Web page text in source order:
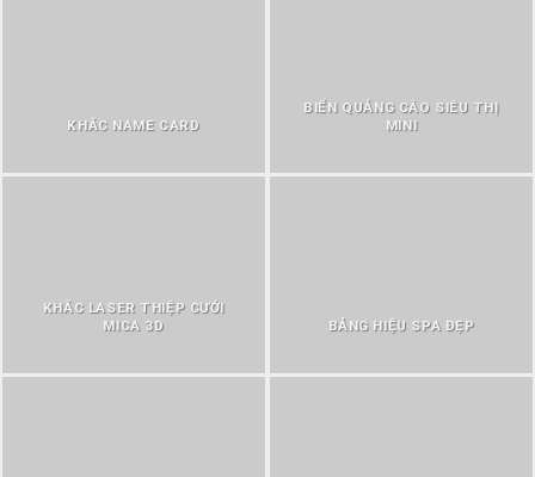
KHẮC NAME CARD
BIỂN QUẢNG CÁO SIÊU THỊ
MINI
KHẮC LASER THIỆP CƯỚI
MICA 3D
BẢNG HIỆU SPA ĐẸP